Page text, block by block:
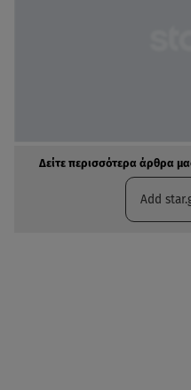
Δείτε περισσότερα άρθρα
Add